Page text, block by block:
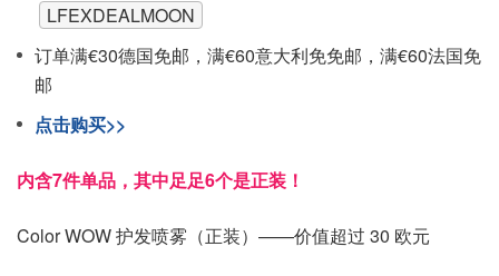
LFEXDEALMOON
订单满€30德国免邮，满€60意大利免免邮，满€60法国免
邮
点击购买>>
内含7件单品，其中足足6个是正装！
Color WOW 护发喷雾（正装）——价值超过 30 欧元